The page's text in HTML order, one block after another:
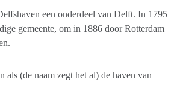
een onderdeel van Delft. In 1795
gemeente, om in 1886 door Rotterdam
als (de naam zegt het al) de haven van